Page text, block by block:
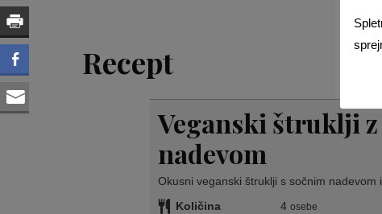
Recept
Veganski štruklji
nadevom
Okusni veganski štruklji s sočnim nadevom
Količina
4 osebe